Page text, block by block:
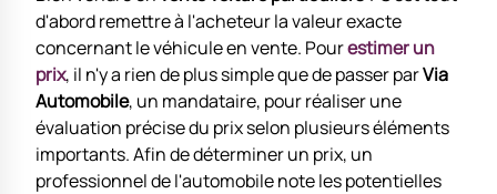
d'abord remettre à l'acheteur la valeur exacte
concernant le véhicule en vente. Pourestimer un
prix, il n'y a rien de plus simple que de passer parVia
Automobile, un mandataire, pour réaliser une
évaluation précise du prix selon plusieurs éléments
importants. Afin de déterminer un prix, un
professionnel de l'automobile note les potentielles